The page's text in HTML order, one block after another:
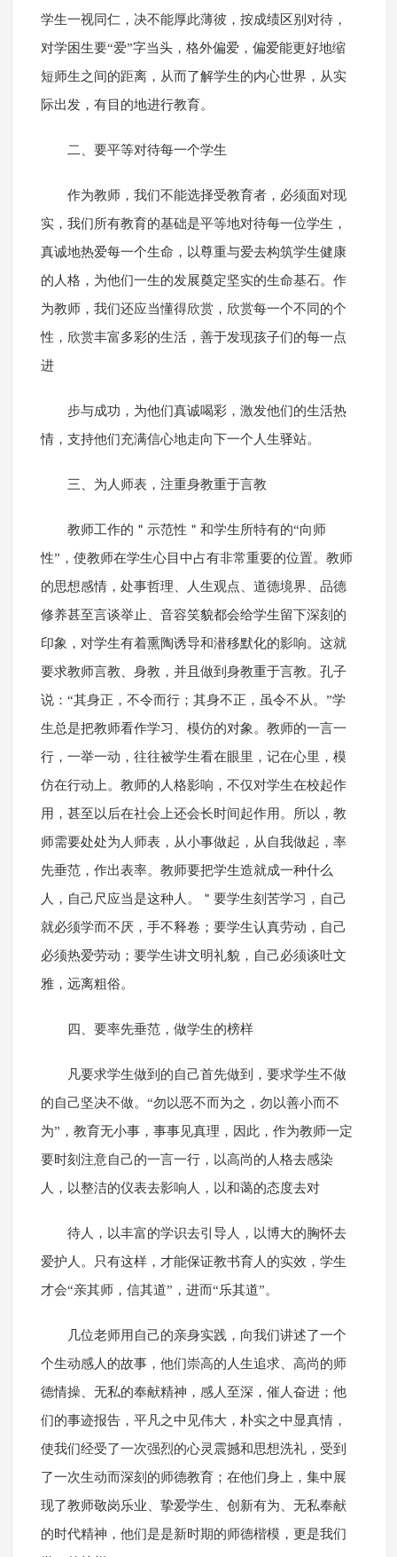
学生一视同仁，决不能厚此薄彼，按成绩区别对待，
对学困生要“爱”字当头，格外偏爱，偏爱能更好地缩
短师生之间的距离，从而了解学生的内心世界，从实
际出发，有目的地进行教育。
二、要平等对待每一个学生
作为教师，我们不能选择受教育者，必须面对现
实，我们所有教育的基础是平等地对待每一位学生，
真诚地热爱每一个生命，以尊重与爱去构筑学生健康
的人格，为他们一生的发展奠定坚实的生命基石。作
为教师，我们还应当懂得欣赏，欣赏每一个不同的个
性，欣赏丰富多彩的生活，善于发现孩子们的每一点
进
步与成功，为他们真诚喝彩，激发他们的生活热
情，支持他们充满信心地走向下一个人生驿站。
三、为人师表，注重身教重于言教
教师工作的＂示范性＂和学生所特有的“向师
性”，使教师在学生心目中占有非常重要的位置。教师
的思想感情，处事哲理、人生观点、道德境界、品德
修养甚至言谈举止、音容笑貌都会给学生留下深刻的
印象，对学生有着熏陶诱导和潜移默化的影响。这就
要求教师言教、身教，并且做到身教重于言教。孔子
说：“其身正，不令而行；其身不正，虽令不从。”学
生总是把教师看作学习、模仿的对象。教师的一言一
行，一举一动，往往被学生看在眼里，记在心里，模
仿在行动上。教师的人格影响，不仅对学生在校起作
用，甚至以后在社会上还会长时间起作用。所以，教
师需要处处为人师表，从小事做起，从自我做起，率
先垂范，作出表率。教师要把学生造就成一种什么
人，自己尺应当是这种人。＂要学生刻苦学习，自己
就必须学而不厌，手不释卷；要学生认真劳动，自己
必须热爱劳动；要学生讲文明礼貌，自己必须谈吐文
雅，远离粗俗。
四、要率先垂范，做学生的榜样
凡要求学生做到的自己首先做到，要求学生不做
的自己坚决不做。“勿以恶不而为之，勿以善小而不
为”，教育无小事，事事见真理，因此，作为教师一定
要时刻注意自己的一言一行，以高尚的人格去感染
人，以整洁的仪表去影响人，以和蔼的态度去对
待人，以丰富的学识去引导人，以博大的胸怀去
爱护人。只有这样，才能保证教书育人的实效，学生
才会“亲其师，信其道”，进而“乐其道”。
几位老师用自己的亲身实践，向我们讲述了一个
个生动感人的故事，他们崇高的人生追求、高尚的师
德情操、无私的奉献精神，感人至深，催人奋进；他
们的事迹报告，平凡之中见伟大，朴实之中显真情，
使我们经受了一次强烈的心灵震撼和思想洗礼，受到
了一次生动而深刻的师德教育；在他们身上，集中展
现了教师敬岗乐业、挚爱学生、创新有为、无私奉献
的时代精神，他们是是新时期的师德楷模，更是我们